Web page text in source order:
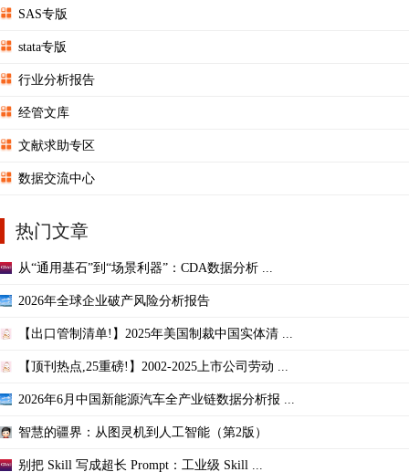
SAS专版
stata专版
行业分析报告
经管文库
文献求助专区
数据交流中心
热门文章
从“通用基石”到“场景利器”：CDA数据分析 ...
2026年全球企业破产风险分析报告
【出口管制清单!】2025年美国制裁中国实体清 ...
【顶刊热点,25重磅!】2002-2025上市公司劳动 ...
2026年6月中国新能源汽车全产业链数据分析报 ...
智慧的疆界：从图灵机到人工智能（第2版）
别把 Skill 写成超长 Prompt：工业级 Skill ...